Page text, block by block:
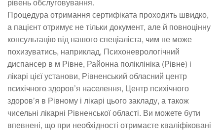
рівень обслуговування.
Процедура отримання сертифіката проходить швидко,
а пацієнт отримує не тільки документ, але й повноцінну
консультацію від нашого спеціаліста, чим не може
похизуватись, наприклад, Психоневрологічний
диспансер в м Рівне, Районна поліклініка (Рівне) і
лікарі цієї установи, Рівненський обласний центр
психічного здоров’я населення, Центр психічного
здоров’я в Рівному і лікарі цього закладу, а також
чисельні лікарні Рівненської області. Ви можете бути
впевнені, що при необхідності отримаєте кваліфіковані